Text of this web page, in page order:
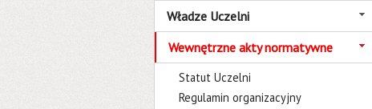
Władze Uczelni
Wewnętrzne akty normatywne
Statut Uczelni
Regulamin organizacyjny